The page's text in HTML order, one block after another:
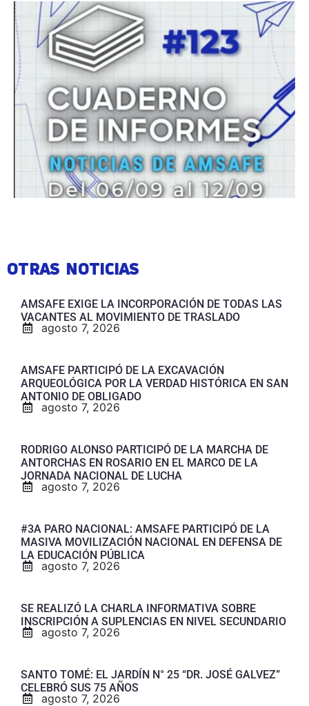
OTRAS NOTICIAS
AMSAFE EXIGE LA INCORPORACIÓN DE TODAS LAS
VACANTES AL MOVIMIENTO DE TRASLADO
agosto 7, 2026
AMSAFE PARTICIPÓ DE LA EXCAVACIÓN
ARQUEOLÓGICA POR LA VERDAD HISTÓRICA EN SAN
ANTONIO DE OBLIGADO
agosto 7, 2026
RODRIGO ALONSO PARTICIPÓ DE LA MARCHA DE
ANTORCHAS EN ROSARIO EN EL MARCO DE LA
JORNADA NACIONAL DE LUCHA
agosto 7, 2026
#3A PARO NACIONAL: AMSAFE PARTICIPÓ DE LA
MASIVA MOVILIZACIÓN NACIONAL EN DEFENSA DE
LA EDUCACIÓN PÚBLICA
agosto 7, 2026
SE REALIZÓ LA CHARLA INFORMATIVA SOBRE
INSCRIPCIÓN A SUPLENCIAS EN NIVEL SECUNDARIO
agosto 7, 2026
SANTO TOMÉ: EL JARDÍN N° 25 “DR. JOSÉ GALVEZ”
CELEBRÓ SUS 75 AÑOS
agosto 7, 2026